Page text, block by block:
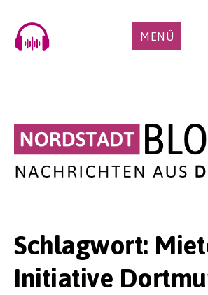
content
MENÜ
Schlagwort:
Initiative